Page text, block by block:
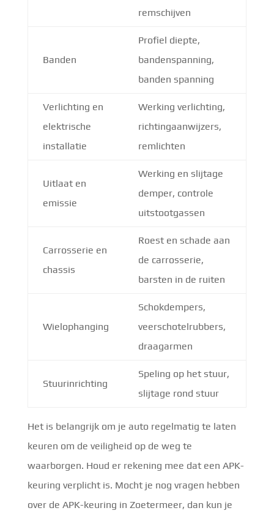
remschijven
Banden
Profiel diepte,
bandenspanning,
banden spanning
Verlichting en
elektrische
installatie
Werking verlichting,
richtingaanwijzers,
remlichten
Uitlaat en
emissie
Werking en slijtage
demper, controle
uitstootgassen
Carrosserie en
chassis
Roest en schade aan
de carrosserie,
barsten in de ruiten
Wielophanging
Schokdempers,
veerschotelrubbers,
draagarmen
Stuurinrichting
Speling op het stuur,
slijtage rond stuur
Het is belangrijk om je auto regelmatig te laten
keuren om de veiligheid op de weg te
waarborgen. Houd er rekening mee dat een APK-
keuring verplicht is. Mocht je nog vragen hebben
over de APK-keuring in Zoetermeer, dan kun je